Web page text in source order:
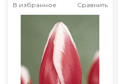
В избранное Сравнить